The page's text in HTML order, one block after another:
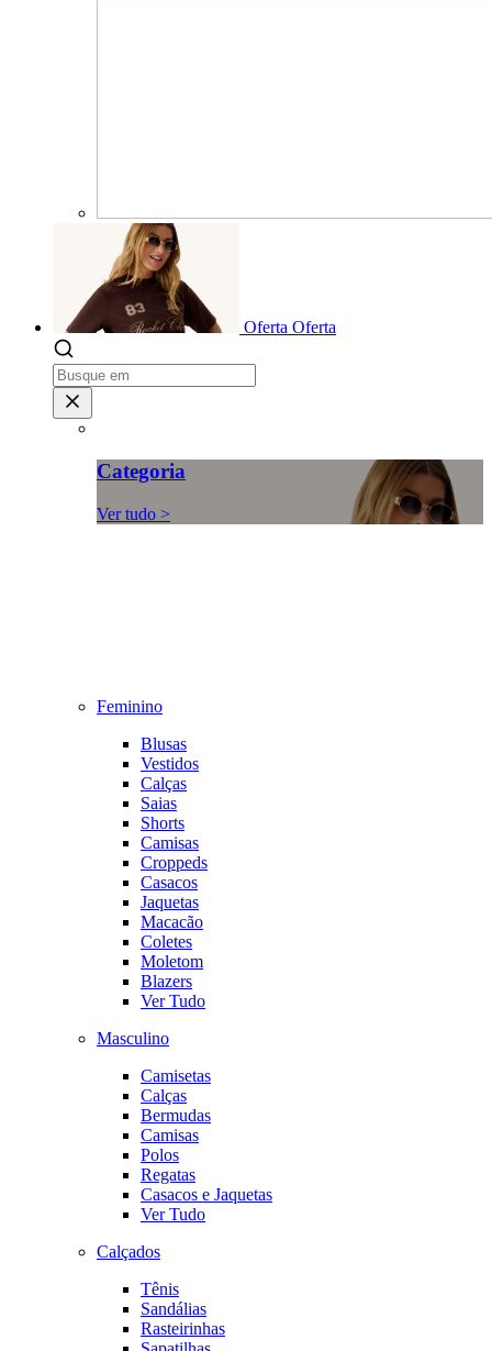
Oferta Oferta
Categoria
Ver tudo >
Feminino
Blusas
Vestidos
Calças
Saias
Shorts
Camisas
Croppeds
Casacos
Jaquetas
Macacão
Coletes
Moletom
Blazers
Ver Tudo
Masculino
Camisetas
Calças
Bermudas
Camisas
Polos
Regatas
Casacos e Jaquetas
Ver Tudo
Calçados
Tênis
Sandálias
Rasteirinhas